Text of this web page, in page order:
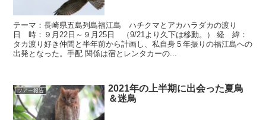
テーマ：長崎県五島列島福江島 ハチクマとアカハラダカの渡り
日 時：９月22日～９月25日 （9/21より久下は移動。） 経 緯：
タカ渡り好き仲間と半年前から計画し、私自身５年振りの福江島への
出発となった。手配 関係は宿とレンタカーの...
ツアー報告
2021年の上半期に出会った夏鳥
＆迷鳥